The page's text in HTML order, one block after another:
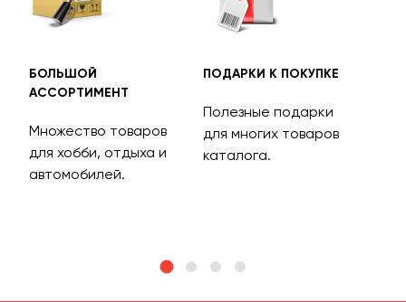
БОЛЬШОЙ
АССОРТИМЕНТ
Множество товаров
для хобби, отдыха и
автомобилей.
ПОДАРКИ К ПОКУПКЕ
Полезные подарки
для многих товаров
каталога.